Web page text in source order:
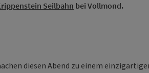
Seilbahn bei Vollmond.
diesen Abend zu einem